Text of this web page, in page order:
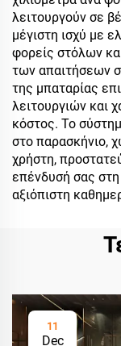
λειτουργούν σε
μέγιστη ισχύ με
φορείς στόλων
των απαιτήσεων
της μπαταρίας
λειτουργιών και
κόστος. Το
στο παρασκήνιο,
χρήστη,
επένδυσή σας στη
αξιόπιστη
11
Dec